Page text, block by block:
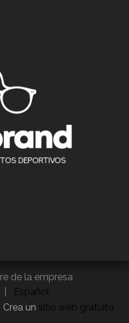
de la empresa
Español
un sitio web gratuito